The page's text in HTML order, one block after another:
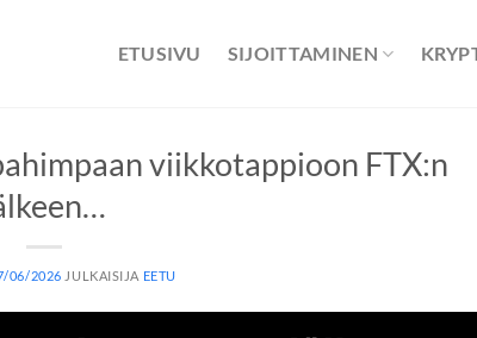
ETUSIVU SIJOITTAMINEN
viikkotappioon FTX:n
06/2026 JULKAISIJA EETU